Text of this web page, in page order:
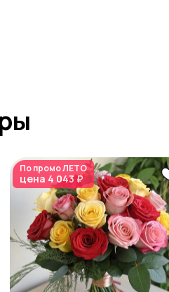
По промоЛЕТО
цена 4 043 ₽